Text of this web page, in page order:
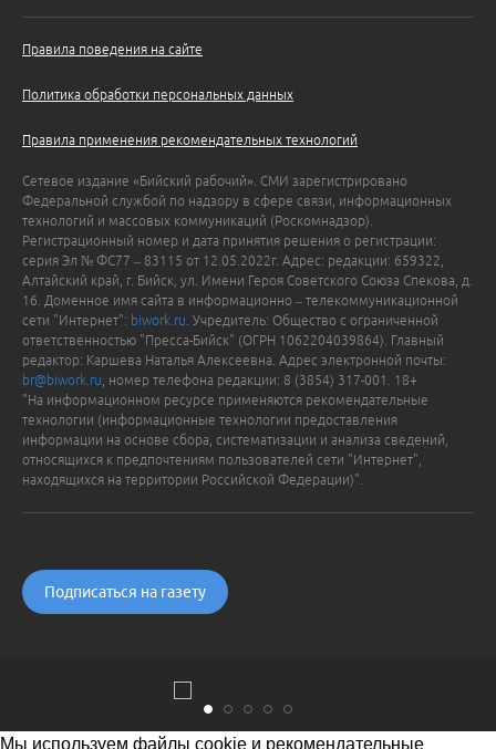
Правила поведения на сайте
Политика обработки персональных данных
Правила применения рекомендательных технологий
Сетевое издание «Бийский рабочий». СМИ зарегистрировано
Федеральной службой по надзору в сфере связи, информационных
технологий и массовых коммуникаций (Роскомнадзор).
Регистрационный номер и дата принятия решения о регистрации:
серия Эл № ФС77 – 83115 от 12.05.2022г. Адрес: редакции: 659322,
Алтайский край, г. Бийск, ул. Имени Героя Советского Союза Спекова, д.
16. Доменное имя сайта в информационно – телекоммуникационной
сети "Интернет": biwork.ru . Учредитель: Общество с ограниченной
ответственностью "Пресса-Бийск" (ОГРН 1062204039864). Главный
редактор: Каршева Наталья Алексеевна. Адрес электронной почты:
br@biwork.ru , номер телефона редакции: 8 (3854) 317-001. 18+
"На информационном ресурсе применяются рекомендательные
технологии (информационные технологии предоставления
информации на основе сбора, систематизации и анализа сведений,
относящихся к предпочтениям пользователей сети "Интернет",
находящихся на территории Российской Федерации)".
Подписаться на газету
Мы используем файлы cookie и рекомендательные